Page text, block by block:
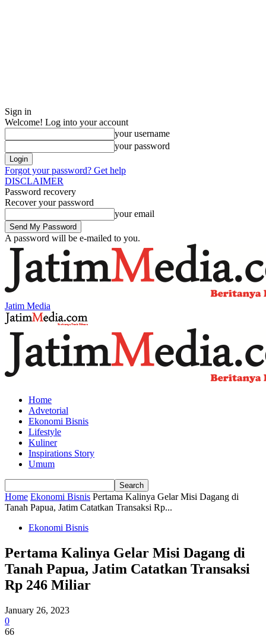
Sign in
Welcome! Log into your account
your username
your password
Forgot your password? Get help
DISCLAIMER
Password recovery
Recover your password
your email
A password will be e-mailed to you.
Jatim Media
Home
Advetorial
Ekonomi Bisnis
Lifestyle
Kuliner
Inspirations Story
Umum
Home Ekonomi Bisnis Pertama Kalinya Gelar Misi Dagang di
Tanah Papua, Jatim Catatkan Transaksi Rp...
Ekonomi Bisnis
Pertama Kalinya Gelar Misi Dagang di
Tanah Papua, Jatim Catatkan Transaksi
Rp 246 Miliar
January 26, 2023
0
66